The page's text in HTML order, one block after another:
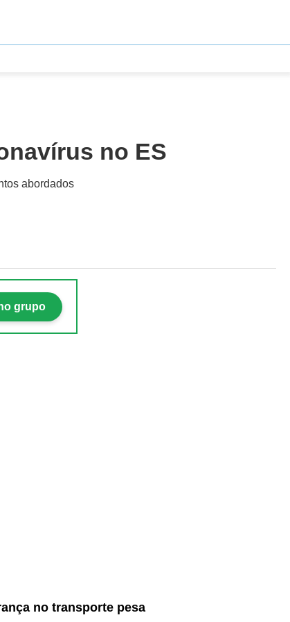
no ES
abordados
grupo
no transporte pesa